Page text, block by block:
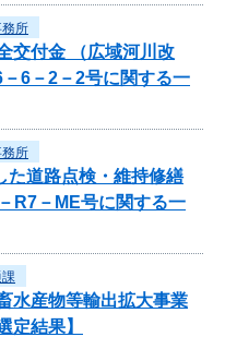
所
交付金 （広域河川改
6－2－2号に関する一
所
た道路点検・維持修繕
R7－ME号に関する一
課
水産物等輸出拡大事業
定結果】